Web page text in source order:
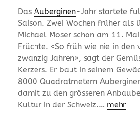
DasAuberginen-Jahr startete
Saison. Zwei Wochen früher als
Michael Moser schon am 11.
Früchte. «So früh wie nie in den
zwanzig Jahren», sagt der
Kerzers. Er baut in seinem
8000 Quadratmetern
damit zu den grösseren
Kultur in der Schweiz.… mehr